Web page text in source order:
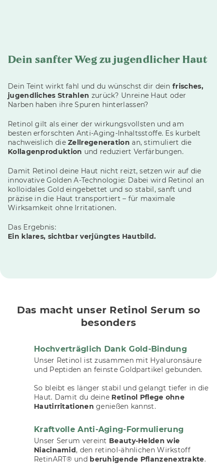
Dein sanfter Weg zu jugendlicher Haut
Dein Teint wirkt fahl und du wünschst dir deinfrisches,
jugendliches Strahlen zurück? Unreine Haut oder
Narben haben ihre Spuren hinterlassen?
Retinol gilt als einer der wirkungsvollsten und am
besten erforschten Anti-Aging-Inhaltsstoffe. Es kurbelt
nachweislich dieZellregeneration an, stimuliert die
Kollagenproduktion und reduziert Verfärbungen.
Damit Retinol deine Haut nicht reizt, setzen wir auf die
innovative Golden A-Technologie: Dabei wird Retinol an
kolloidales Gold eingebettet und so stabil, sanft und
präzise in die Haut transportiert – für maximale
Wirksamkeit ohne Irritationen.
Das Ergebnis:
Ein klares, sichtbar verjüngtes Hautbild.
Das macht unser Retinol Serum so
besonders
Hochverträglich Dank Gold-Bindung
Unser Retinol ist zusammen mit Hyaluronsäure
und Peptiden an feinste Goldpartikel gebunden.
So bleibt es länger stabil und gelangt tiefer in die
Haut. Damit du deine Retinol Pflege ohne
Hautirritationen genießen kannst.
Kraftvolle Anti-Aging-Formulierung
Unser Serum vereint Beauty-Helden wie
Niacinamid, den retinol-ähnlichen Wirkstoff
RetinART® und beruhigende Pflanzenextrakte.